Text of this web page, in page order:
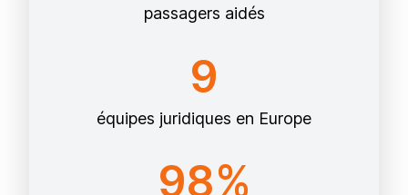
passagers aidés
9
équipes juridiques en Europe
98%